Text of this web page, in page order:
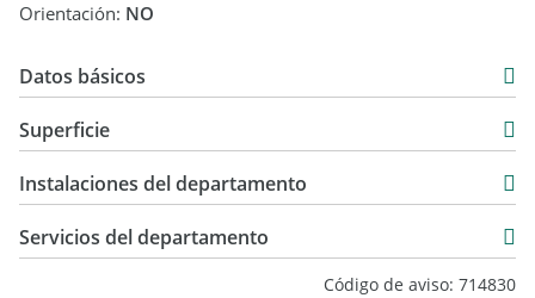
Orientación: NO
Datos básicos
USD 795.000
Superficie
219 m2
Instalaciones del departamento
Servicios del departamento
Código de aviso: 714830